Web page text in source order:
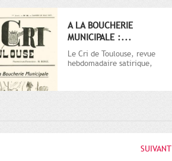
A LA BOUCHERIE
MUNICIPALE :...
Le Cri de Toulouse, revue
hebdomadaire satirique,
SUIVANT